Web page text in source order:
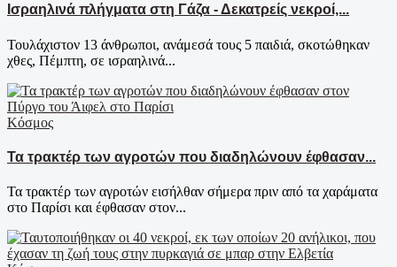
Ισραηλινά πλήγματα στη Γάζα - Δεκατρείς νεκροί,...
Τουλάχιστον 13 άνθρωποι, ανάμεσά τους 5 παιδιά, σκοτώθηκαν
χθες, Πέμπτη, σε ισραηλινά...
Κόσμος
Τα τρακτέρ των αγροτών που διαδηλώνουν έφθασαν...
Τα τρακτέρ των αγροτών εισήλθαν σήμερα πριν από τα χαράματα
στο Παρίσι και έφθασαν στον...